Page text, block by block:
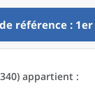
référence :
appartient :